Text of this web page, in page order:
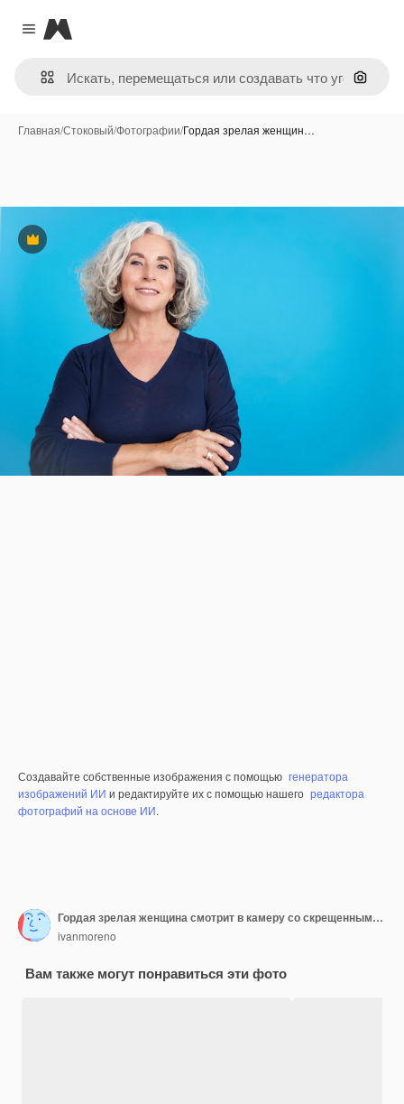
Close menu
Magnific
Поиск
Главная/Стоковый/Фотографии/Гордая зрелая женщин…
Премиум
Создавайте собственные изображения с помощью генератора
изображений ИИ и редактируйте их с помощью нашего редактора
фотографий на основе ИИ.
Гордая зрелая женщина смотрит в камеру со скрещенными руками
ivanmoreno
Вам также могут понравиться эти фото